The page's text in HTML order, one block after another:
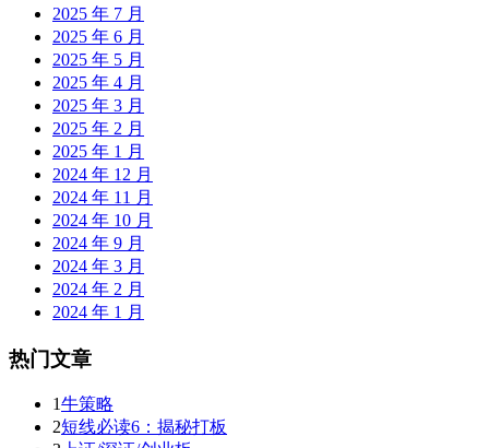
2025 年 7 月
2025 年 6 月
2025 年 5 月
2025 年 4 月
2025 年 3 月
2025 年 2 月
2025 年 1 月
2024 年 12 月
2024 年 11 月
2024 年 10 月
2024 年 9 月
2024 年 3 月
2024 年 2 月
2024 年 1 月
热门文章
1牛策略
2短线必读6：揭秘打板